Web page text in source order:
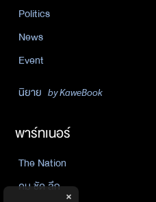
Politics
News
Event
นิยาย by KaweBook
พาร์ทเนอร์
The Nation
คม ชัด ลึก
×